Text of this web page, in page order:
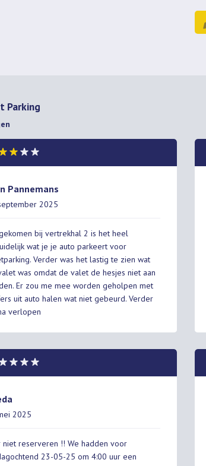
Parking
Pannemans
2025
bij vertrekhal 2 is het heel
wat je je auto parkeert voor
Verder was het lastig te zien wat
was omdat de valet de hesjes niet aan
Er zou me mee worden geholpen met
uit auto halen wat niet gebeurd. Verder
verlopen
2025
niet reserveren !! We hadden voor
23-05-25 om 4:00 uur een